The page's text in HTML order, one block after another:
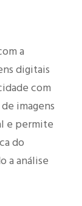
a
digitais
com
imagens
e permite
do
a análise